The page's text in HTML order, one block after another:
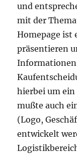
und
mit der
Homepage ist
präsentieren
Informationen
hierbei um
mußte auch
(Logo,
entwickelt